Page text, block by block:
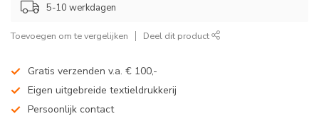
5-10 werkdagen
Toevoegen om te vergelijken Deel dit product
Gratis verzenden v.a. € 100,-
Eigen uitgebreide textieldrukkerij
Persoonlijk contact